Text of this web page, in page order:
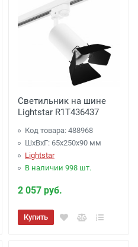
Светильник на шине
Lightstar R1T436437
Код товара: 488968
ШхВхГ: 65x250x90 мм
Lightstar
В наличии 998 шт.
2 057 руб.
Купить